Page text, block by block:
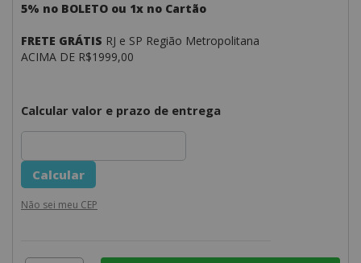
5% no BOLETO ou 1x no Cartão
FRETE GRÁTIS RJ e SP Região Metropolitana
ACIMA DE R$1999,00
Calcular valor e prazo de entrega
Não sei meu CEP